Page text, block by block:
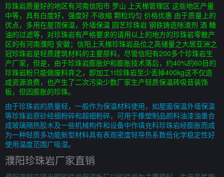
珍珠岩质量好的地区有河南信阳市 罗山 上天梯管理区 这些地区产量
中等，具有白度好，强度好 不收缩 颗粒均匀 价格优惠 由于质量上的
优点，多用在屋顶保温，外墙保温 园艺珍珠岩 钢铁铸造除渣剂 酒 糖
油的过滤等，对珍珠岩有严格要求的请用以上的地方的珍珠岩零散产
区的有河南濮阳 安徽；信阳上天梯珍珠岩品位之高储量之大居亚洲之
冠珍珠岩是轻质建筑材料的主要原料，尽管信阳有200多个珍珠岩生
产厂家，但是，由于珍珠岩膨胀炉和膨胀技术落后，约40%的60目的
珍珠岩粉只能做废料弃之，即加工1t珍珠岩至少丢掉400kg这不仅造
成资源浪费，也产生了二次污染少数厂家生产轻质保温砖吸音装饰
板，但因膨胀的珍珠。
由于珍珠岩的质量轻，一般作为保温材料使用，如屋面保温外墙保温
等珍珠岩原砂经细粉碎和超细粉碎，可用于橡塑制品颜料油漆油墨合
成玻璃隔热胶木及一些机械构件和设备中作填充料珍珠岩经膨胀而成
为一种轻质多功能新型材料具有表观密度轻导热系数低化学稳定性好
使用温度范围广吸湿。
濮阳珍珠岩厂家直销